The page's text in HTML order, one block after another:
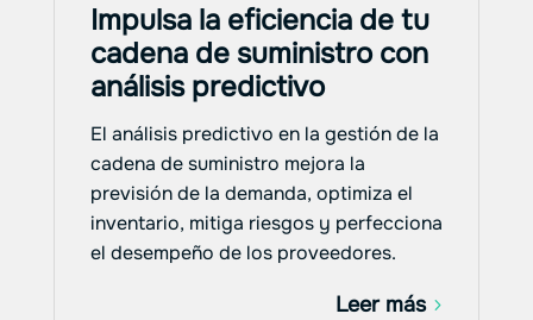
Impulsa la eficiencia de tu
cadena de suministro con
análisis predictivo
El análisis predictivo en la gestión de la
cadena de suministro mejora la
previsión de la demanda, optimiza el
inventario, mitiga riesgos y perfecciona
el desempeño de los proveedores.
Leer más